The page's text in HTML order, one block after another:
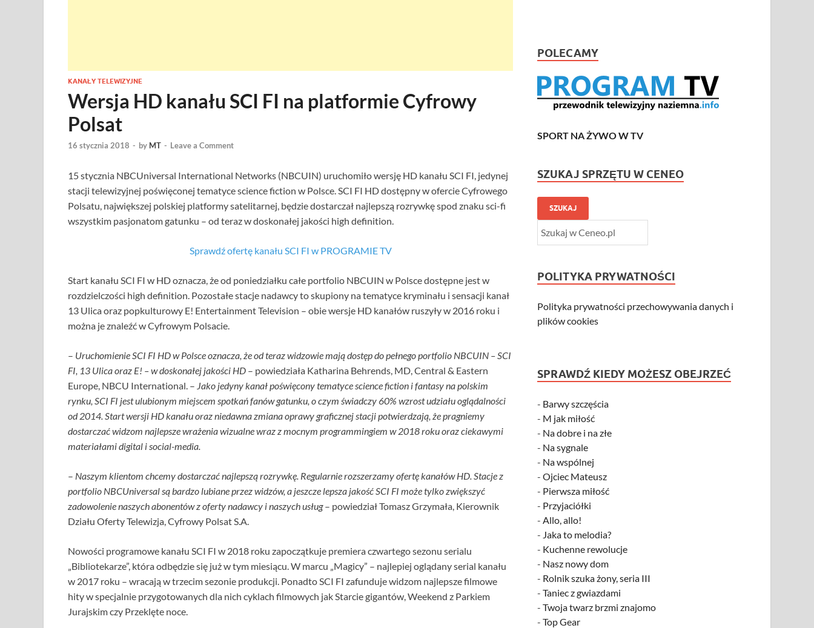
KANAŁY TELEWIZYJNE
Wersja HD kanału SCI FI na platformie Cyfrowy
Polsat
16 stycznia 2018 - by MT - Leave a Comment
15 stycznia NBCUniversal International Networks (NBCUIN) uruchomiło wersję HD kanału SCI FI, jedynej
stacji telewizyjnej poświęconej tematyce science fiction w Polsce. SCI FI HD dostępny w ofercie Cyfrowego
Polsatu, największej polskiej platformy satelitarnej, będzie dostarczał najlepszą rozrywkę spod znaku sci-fi
wszystkim pasjonatom gatunku – od teraz w doskonałej jakości high definition.
Sprawdź ofertę kanału SCI FI w PROGRAMIE TV
Start kanału SCI FI w HD oznacza, że od poniedziałku całe portfolio NBCUIN w Polsce dostępne jest w
rozdzielczości high definition. Pozostałe stacje nadawcy to skupiony na tematyce kryminału i sensacji kanał
13 Ulica oraz popkulturowy E! Entertainment Television – obie wersje HD kanałów ruszyły w 2016 roku i
można je znaleźć w Cyfrowym Polsacie.
– Uruchomienie SCI FI HD w Polsce oznacza, że od teraz widzowie mają dostęp do pełnego portfolio NBCUIN – SCI
FI, 13 Ulica oraz E! – w doskonałej jakości HD – powiedziała Katharina Behrends, MD, Central & Eastern
Europe, NBCU International. – Jako jedyny kanał poświęcony tematyce science fiction i fantasy na polskim
rynku, SCI FI jest ulubionym miejscem spotkań fanów gatunku, o czym świadczy 60% wzrost udziału oglądalności
od 2014. Start wersji HD kanału oraz niedawna zmiana oprawy graficznej stacji potwierdzają, że pragniemy
dostarczać widzom najlepsze wrażenia wizualne wraz z mocnym programmingiem w 2018 roku oraz ciekawymi
materiałami digital i social-media.
– Naszym klientom chcemy dostarczać najlepszą rozrywkę. Regularnie rozszerzamy ofertę kanałów HD. Stacje z
portfolio NBCUniversal są bardzo lubiane przez widzów, a jeszcze lepsza jakość SCI FI może tylko zwiększyć
zadowolenie naszych abonentów z oferty nadawcy i naszych usług– powiedział Tomasz Grzymała, Kierownik
Działu Oferty Telewizja, Cyfrowy Polsat S.A.
Nowości programowe kanału SCI FI w 2018 roku zapoczątkuje premiera czwartego sezonu serialu
„Bibliotekarze”, która odbędzie się już w tym miesiącu. W marcu „Magicy” – najlepiej oglądany serial kanału
w 2017 roku – wracają w trzecim sezonie produkcji. Ponadto SCI FI zafunduje widzom najlepsze filmowe
hity w specjalnie przygotowanych dla nich cyklach filmowych jak Starcie gigantów, Weekend z Parkiem
Jurajskim czy Przeklęte noce.
POLECAMY
SPORT NA ŻYWO W TV
SZUKAJ SPRZĘTU W CENEO
SZUKAJ
POLITYKA PRYWATNOŚCI
Polityka prywatności przechowywania danych i
plików cookies
SPRAWDŹ KIEDY MOŻESZ OBEJRZEĆ
- Barwy szczęścia
- M jak miłość
- Na dobre i na złe
- Na sygnale
- Na wspólnej
-Ojciec Mateusz
- Pierwsza miłość
- Przyjaciółki
-Allo, allo!
- Jaka to melodia?
- Kuchenne rewolucje
- Nasz nowy dom
- Rolnik szuka żony, seria III
-Taniec z gwiazdami
-Twoja twarz brzmi znajomo
-Top Gear